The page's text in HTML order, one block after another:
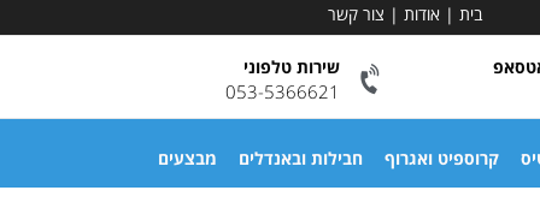
בית | אודות | צור קשר
שירות טלפוני
053-5366621
קרוספיט ואגרוף חבילות ובאנדלים מבצעים